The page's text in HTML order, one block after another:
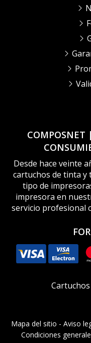
Desde hace veinte
cartuchos de tinta y
tipo de
impresora en
servicio profesional
Mapa del sitio - Aviso
Condiciones